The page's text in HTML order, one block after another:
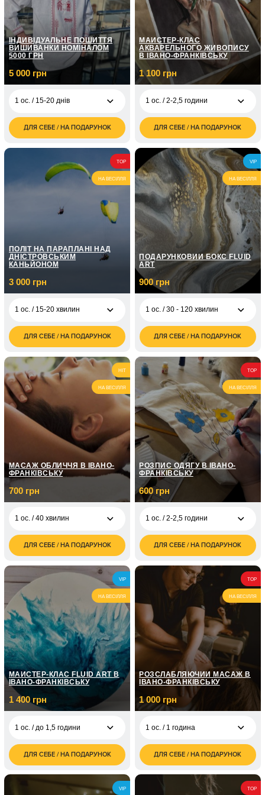
1 ос. / 12 міс
грн
1 ос. / 12 міс
10 000
грн
4 ос. / 90 хвилин
грн
ІНДИВІДУАЛЬНЕ ПОШИТТЯ
ВИШИВАНКИ НОМІНАЛОМ
5000 ГРН
5 000 грн
1 ос. / 15-20 днів
5 000
грн
1 ос. / 15-20 днів
8 000
грн
1 ос. / 15-20 днів
10 000
ДЛЯ СЕБЕ / НА ПОДАРУНОК
МАЙСТЕР-КЛАС
АКВАРЕЛЬНОГО ЖИВОПИСУ
В ІВАНО-ФРАНКІВСЬКУ
1 100 грн
1 ос. / 2-2,5 години
1 100
грн
2 ос. / 2-2,5 години
2 200
грн
ДЛЯ СЕБЕ / НА ПОДАРУНОК
TOP
НА ВЕСІЛЛЯ
ПОЛІТ НА ПАРАПЛАНІ НАД
ДНІСТРОВСЬКИМ
КАНЬЙОНОМ
3 000 грн
1 ос. / 15-20 хвилин
3 000
грн
ДЛЯ СЕБЕ / НА ПОДАРУНОК
VIP
НА ВЕСІЛЛЯ
ПОДАРУНКОВИЙ БОКС FLUID
ART
900 грн
1 ос. / 30 - 120 хвилин
900
грн
2 ос. / 30 - 120 хвилин
1 800
грн
ДЛЯ СЕБЕ / НА ПОДАРУНОК
HIT
НА ВЕСІЛЛЯ
МАСАЖ ОБЛИЧЧЯ В ІВАНО-
ФРАНКІВСЬКУ
700 грн
1 ос. / 40 хвилин
700
грн
ДЛЯ СЕБЕ / НА ПОДАРУНОК
TOP
НА ВЕСІЛЛЯ
РОЗПИС ОДЯГУ В ІВАНО-
ФРАНКІВСЬКУ
600 грн
1 ос. / 2-2,5 години
600
грн
2 ос. / 2-2,5 години
1 200
грн
ДЛЯ СЕБЕ / НА ПОДАРУНОК
VIP
НА ВЕСІЛЛЯ
МАЙСТЕР-КЛАС FLUID ART В
ІВАНО-ФРАНКІВСЬКУ
1 400 грн
1 ос. / до 1,5 години
1 400
грн
2 ос. / до 1,5 години
2 800
грн
ДЛЯ СЕБЕ / НА ПОДАРУНОК
TOP
НА ВЕСІЛЛЯ
РОЗСЛАБЛЯЮЧИЙ МАСАЖ В
ІВАНО-ФРАНКІВСЬКУ
1 000 грн
1 ос. / 1 година
1 000
грн
2 000
грн
ДЛЯ СЕБЕ / НА ПОДАРУНОК
VIP TOP